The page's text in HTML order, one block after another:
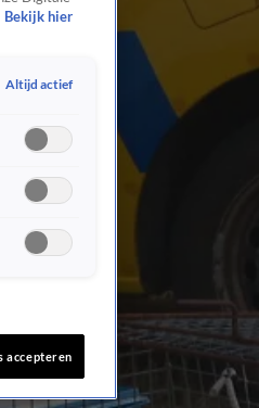
Bekijk hier
Altijd actief
accepteren